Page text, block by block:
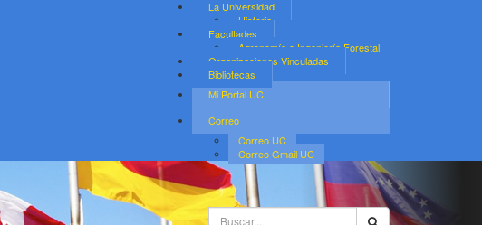
La Universidad
Historia
Facultades
Agronomía e Ingeniería Forestal
Organizaciones Vinculadas
Bibliotecas
Mi Portal UC
Correo
Correo UC
Correo Gmail UC
Buscar...